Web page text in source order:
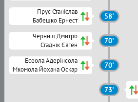
Прус Станіслав
Бабешко Ернест
58'
Черниш Дмитро
Стаднік Євген
70'
Есеола Адерінсола
Мкомола Йохана Оскар
70'
73'